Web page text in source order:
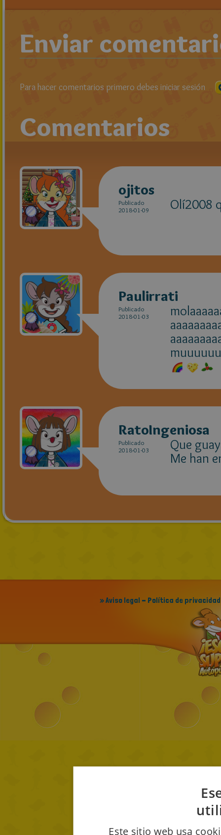
Enviar
Para hacer comentarios primero debes iniciar sesión
Comentarios
ojitos
Publicado
2018-01-09
Olí2008
Paulirrati
Publicado
2018-01-03
RatoIngeniosa
Publicado
2018-01-03
Que guay
Me han
» Aviso legal - Política de privacidad
Este sitio web usa